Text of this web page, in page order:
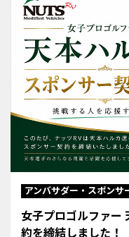
アンバサダー・スポンサ
女子プロゴルファー
約を締結しました！